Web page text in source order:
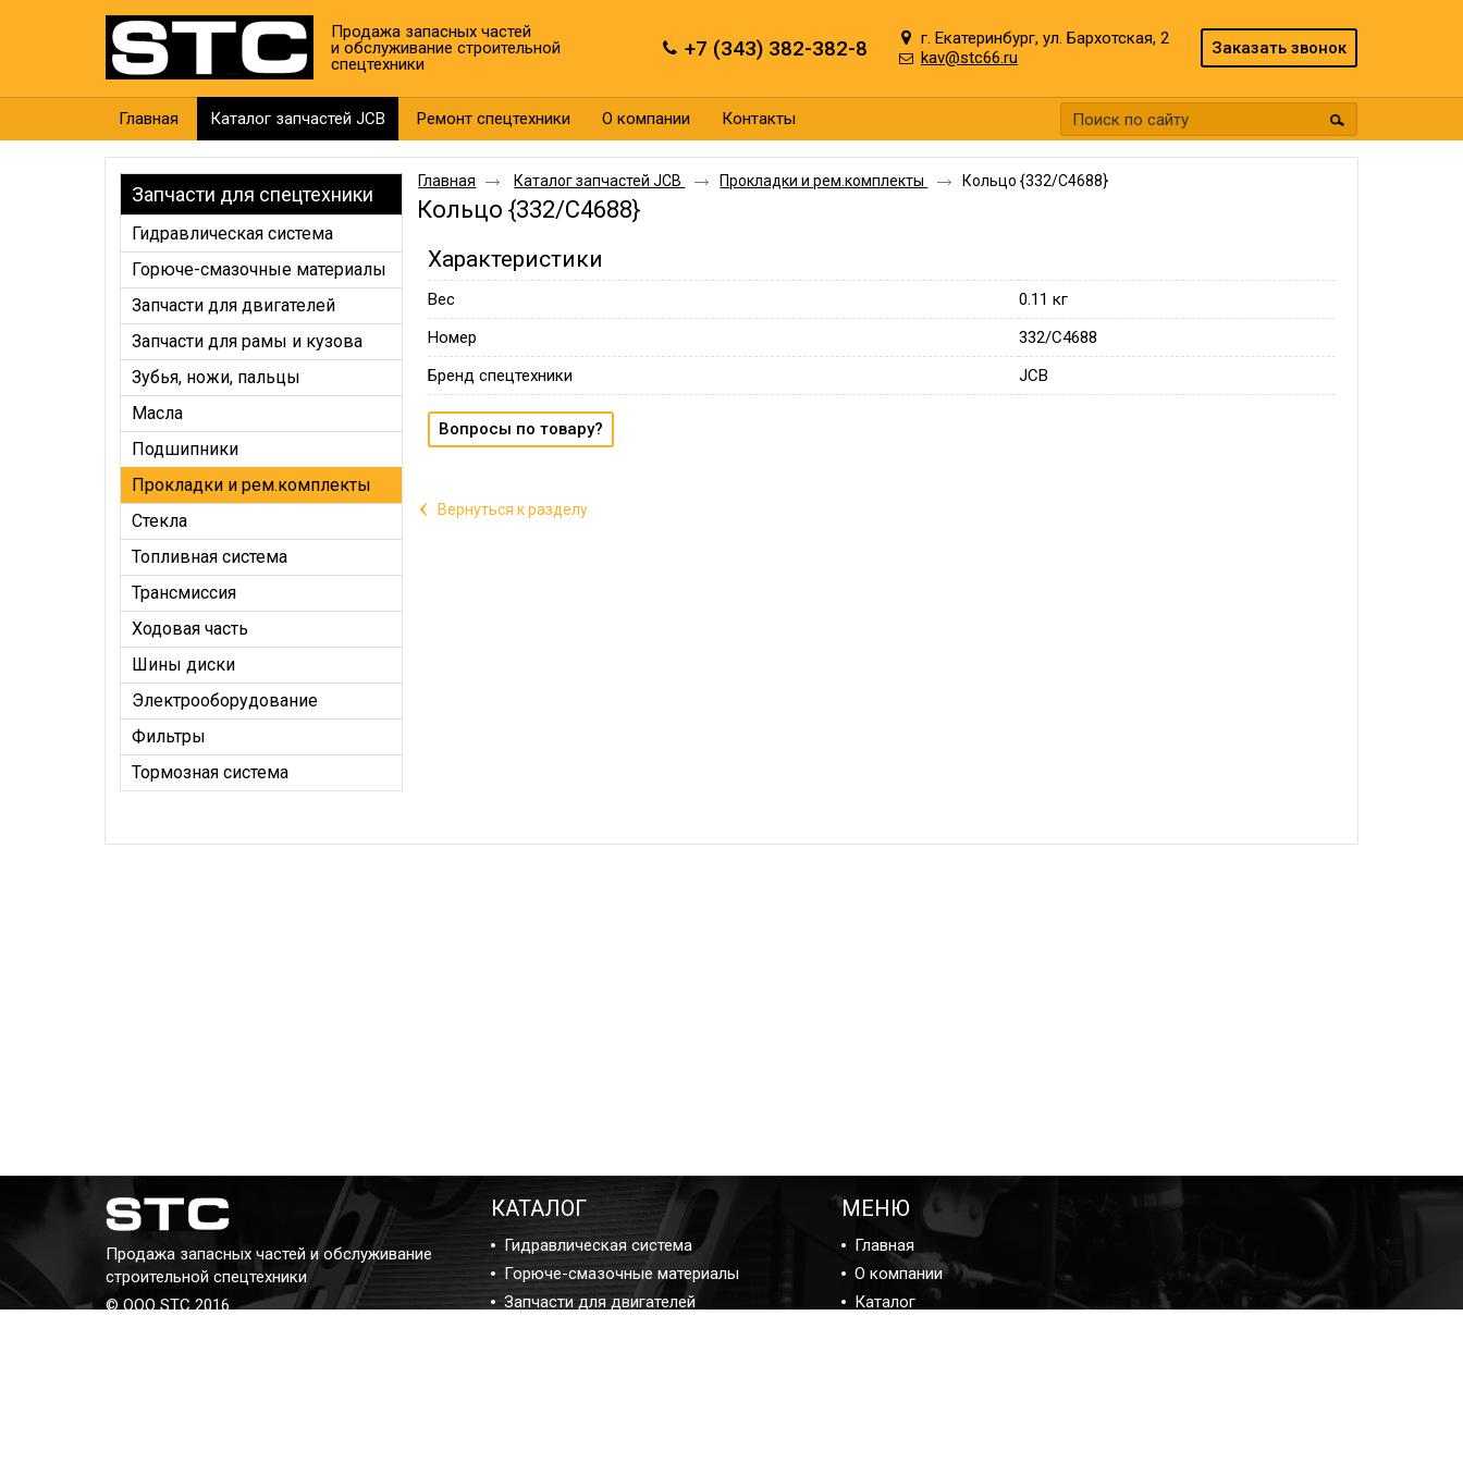
+7 (343) 382-382-8
г. Екатеринбург, ул. Бархотская, 2
kav@stc66.ru
Заказать звонок
Продажа запасных частей
и обслуживание строительной
спецтехники
Главная Каталог запчастей JCB Ремонт спецтехники О компании Контакты
Запчасти для спецтехники
Гидравлическая система
Горюче-смазочные материалы
Запчасти для двигателей
Запчасти для рамы и кузова
Зубья, ножи, пальцы
Масла
Подшипники
Прокладки и рем.комплекты
Стекла
Топливная система
Трансмиссия
Ходовая часть
Шины диски
Электрооборудование
Фильтры
Тормозная система
Главная Каталог запчастей JCB Прокладки и рем.комплекты Кольцо {332/C4688}
Кольцо {332/C4688}
Характеристики
Вес
0.11 кг
Номер
332/C4688
Бренд спецтехники
JCB
Вопросы по товару?
‹ Вернуться к разделу
Продажа запасных частей и обслуживание
строительной спецтехники
© ООО STC 2016
КАТАЛОГ
Гидравлическая система
Горюче-смазочные материалы
Запчасти для двигателей
МЕНЮ
Главная
О компании
Каталог